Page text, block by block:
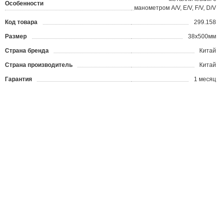
Особенности
манометром A/V, E/V, F/V, D/V
Код товара 299.158
Размер 38х500мм
Страна бренда Китай
Страна производитель Китай
Гарантия 1 месяц